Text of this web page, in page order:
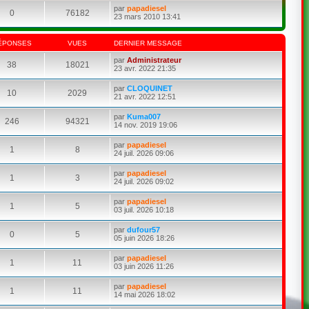
0 76182 parpapadiesel
23 mars 2010 13:41
VUES DERNIER MESSAGE
38 18021 parAdministrateur
23 avr. 2022 21:35
10 2029 parCLOQUINET
21 avr. 2022 12:51
246 94321 parKuma007
14 nov. 2019 19:06
1 8 parpapadiesel
24 juil. 2026 09:06
1 3 parpapadiesel
24 juil. 2026 09:02
1 5 parpapadiesel
03 juil. 2026 10:18
0 5 pardufour57
05 juin 2026 18:26
1 11 parpapadiesel
03 juin 2026 11:26
1 11 parpapadiesel
14 mai 2026 18:02